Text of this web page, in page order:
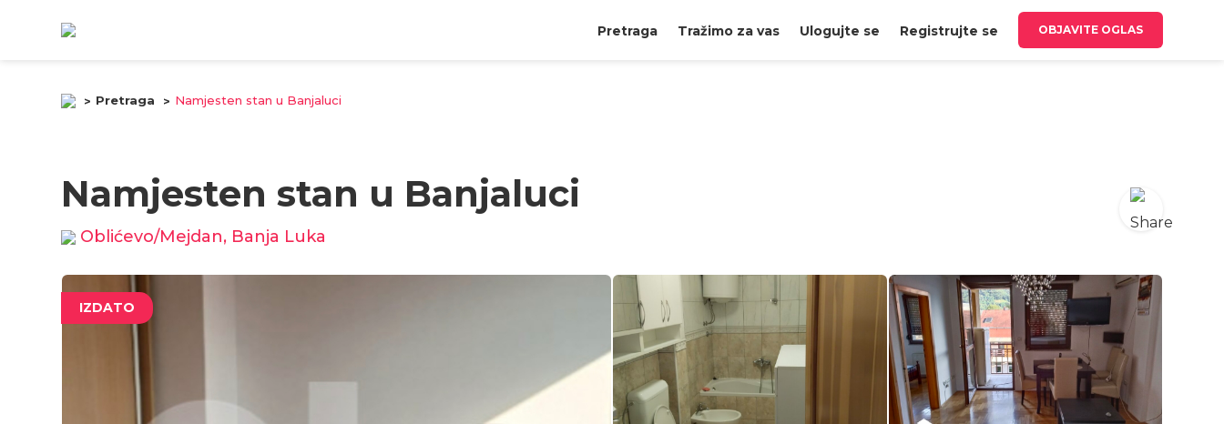
Pretraga Tražimo za vas Ulogujte se Registrujte se OBJAVITE OGLAS
Pretraga Namjesten stan u Banjaluci
Namjesten stan u Banjaluci
Oblićevo/Mejdan, Banja Luka
IZDATO